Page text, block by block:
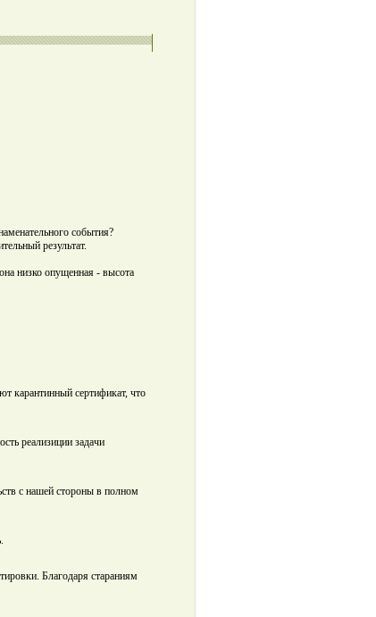
события?
результат.
низко опущенная - высота
карантинный сертификат, что
реализиции задачи
с нашей стороны в полном
Благодаря стараниям